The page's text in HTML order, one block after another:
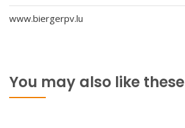
www.biergerpv.lu
You may also like these